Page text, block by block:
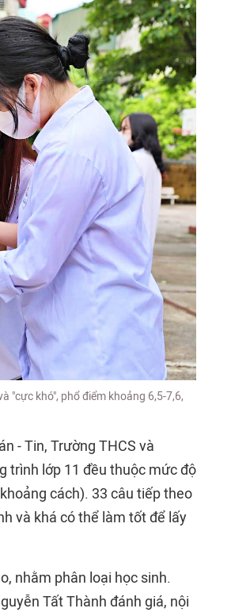
"cực khó", phổ điểm khoảng 6,5-7,6,
- Tin, Trường THCS và
trình lớp 11 đều thuộc mức độ
cách). 33 câu tiếp theo
và khá có thể làm tốt để lấy
nhằm phân loại học sinh.
Tất Thành đánh giá, nội